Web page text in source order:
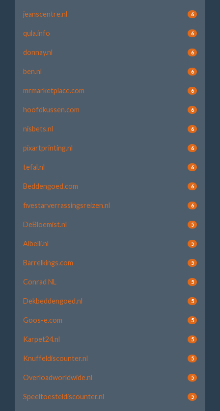
jeanscentre.nl 6
qula.info 6
donnay.nl 6
ben.nl 6
mrmarketplace.com 6
hoofdkussen.com 6
nisbets.nl 6
pixartprinting.nl 6
tefal.nl 6
Beddengoed.com 6
fivestarverrassingsreizen.nl 6
DeBloemist.nl 5
Albelli.nl 5
Barrelkings.com 5
Conrad NL 5
Dekbeddengoed.nl 5
Goos-e.com 5
Karpet24.nl 5
Knuffeldiscounter.nl 5
Overloadworldwide.nl 5
Speeltoesteldiscounter.nl 5